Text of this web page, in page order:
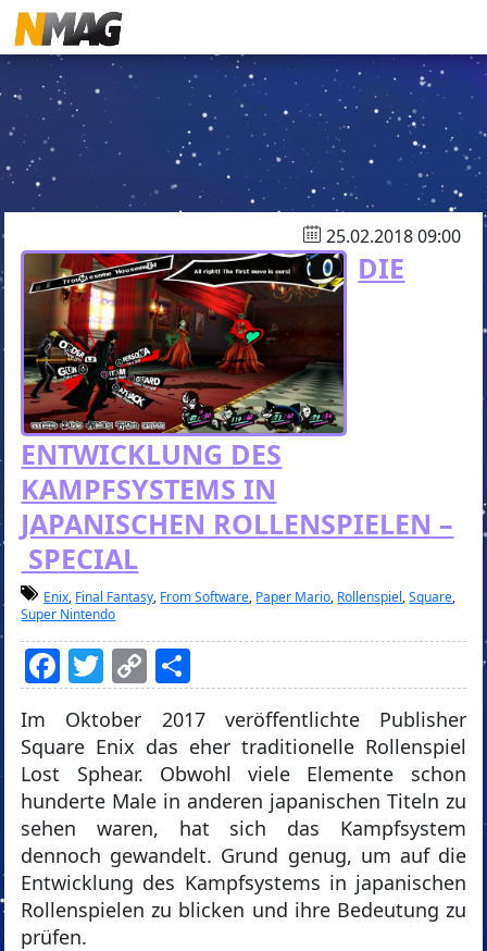
25.02.2018 09:00
DIE
ENTWICKLUNG DES
KAMPFSYSTEMS IN
JAPANISCHEN ROLLENSPIELEN –
SPECIAL
Enix, Final Fantasy, From Software, Paper Mario, Rollenspiel,Square,
Super Nintendo
Facebook
Twitter
Copy
Link
Im Oktober 2017 veröffentlichte Publisher
Square Enix das eher traditionelle Rollenspiel
Lost Sphear. Obwohl viele Elemente schon
hunderte Male in anderen japanischen Titeln zu
sehen waren, hat sich das Kampfsystem
dennoch gewandelt. Grund genug, um auf die
Entwicklung des Kampfsystems in japanischen
Rollenspielen zu blicken und ihre Bedeutung zu
prüfen.